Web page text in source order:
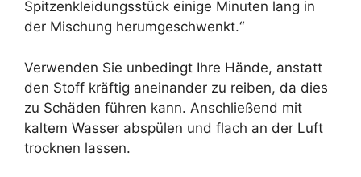
Spitzenkleidungsstück einige Minuten lang in
der Mischung herumgeschwenkt.“
Verwenden Sie unbedingt Ihre Hände, anstatt
den Stoff kräftig aneinander zu reiben, da dies
zu Schäden führen kann. Anschließend mit
kaltem Wasser abspülen und flach an der Luft
trocknen lassen.